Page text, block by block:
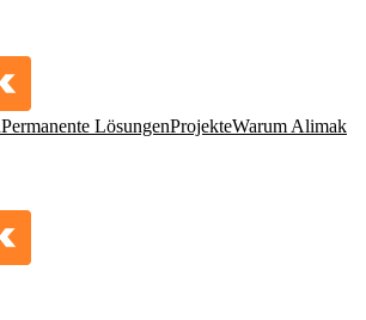
Permanente LösungenProjekteWarum Alimak